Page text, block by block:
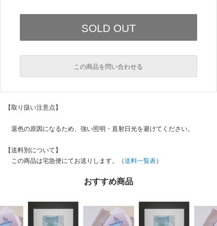
この商品を問い合わせる
【取り扱い注意点】
退色の原因になるため、強い照明・直射日光を避けてください。
【送料別について】
この商品は宅急便にてお送りします。（送料一覧表）
おすすめ商品